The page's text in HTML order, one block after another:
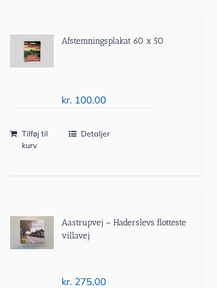
Afstemningsplakat 60 x 50
kr. 100.00
Tilføj til
kurv
Detaljer
Aastrupvej – Haderslevs flotteste
villavej
kr. 275.00